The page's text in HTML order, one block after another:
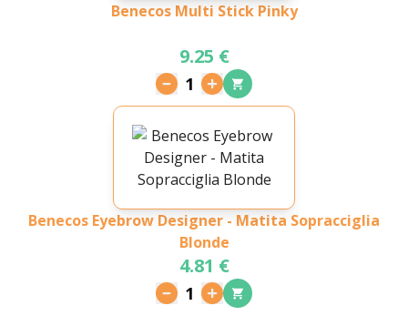
Benecos Multi Stick Pinky
9.25 €
1
Benecos Eyebrow Designer - Matita Sopracciglia
Blonde
4.81 €
1